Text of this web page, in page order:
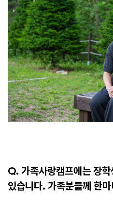
Q. 가족사랑캠프에는 장
있습니다. 가족분들께 한